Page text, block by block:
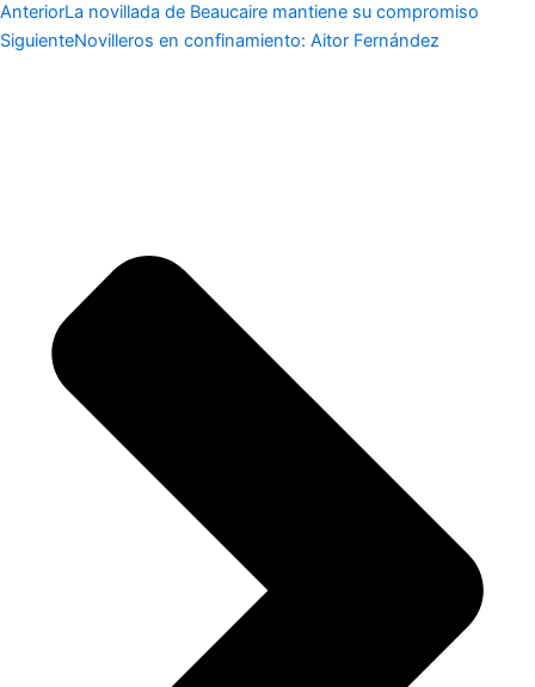
AnteriorLa novillada de Beaucaire mantiene su compromiso
SiguienteNovilleros en confinamiento: Aitor Fernández